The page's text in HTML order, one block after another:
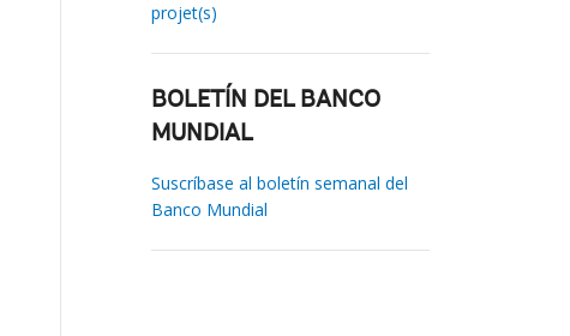
projet(s)
BOLETÍN DEL BANCO
MUNDIAL
Suscríbase al boletín semanal del
Banco Mundial